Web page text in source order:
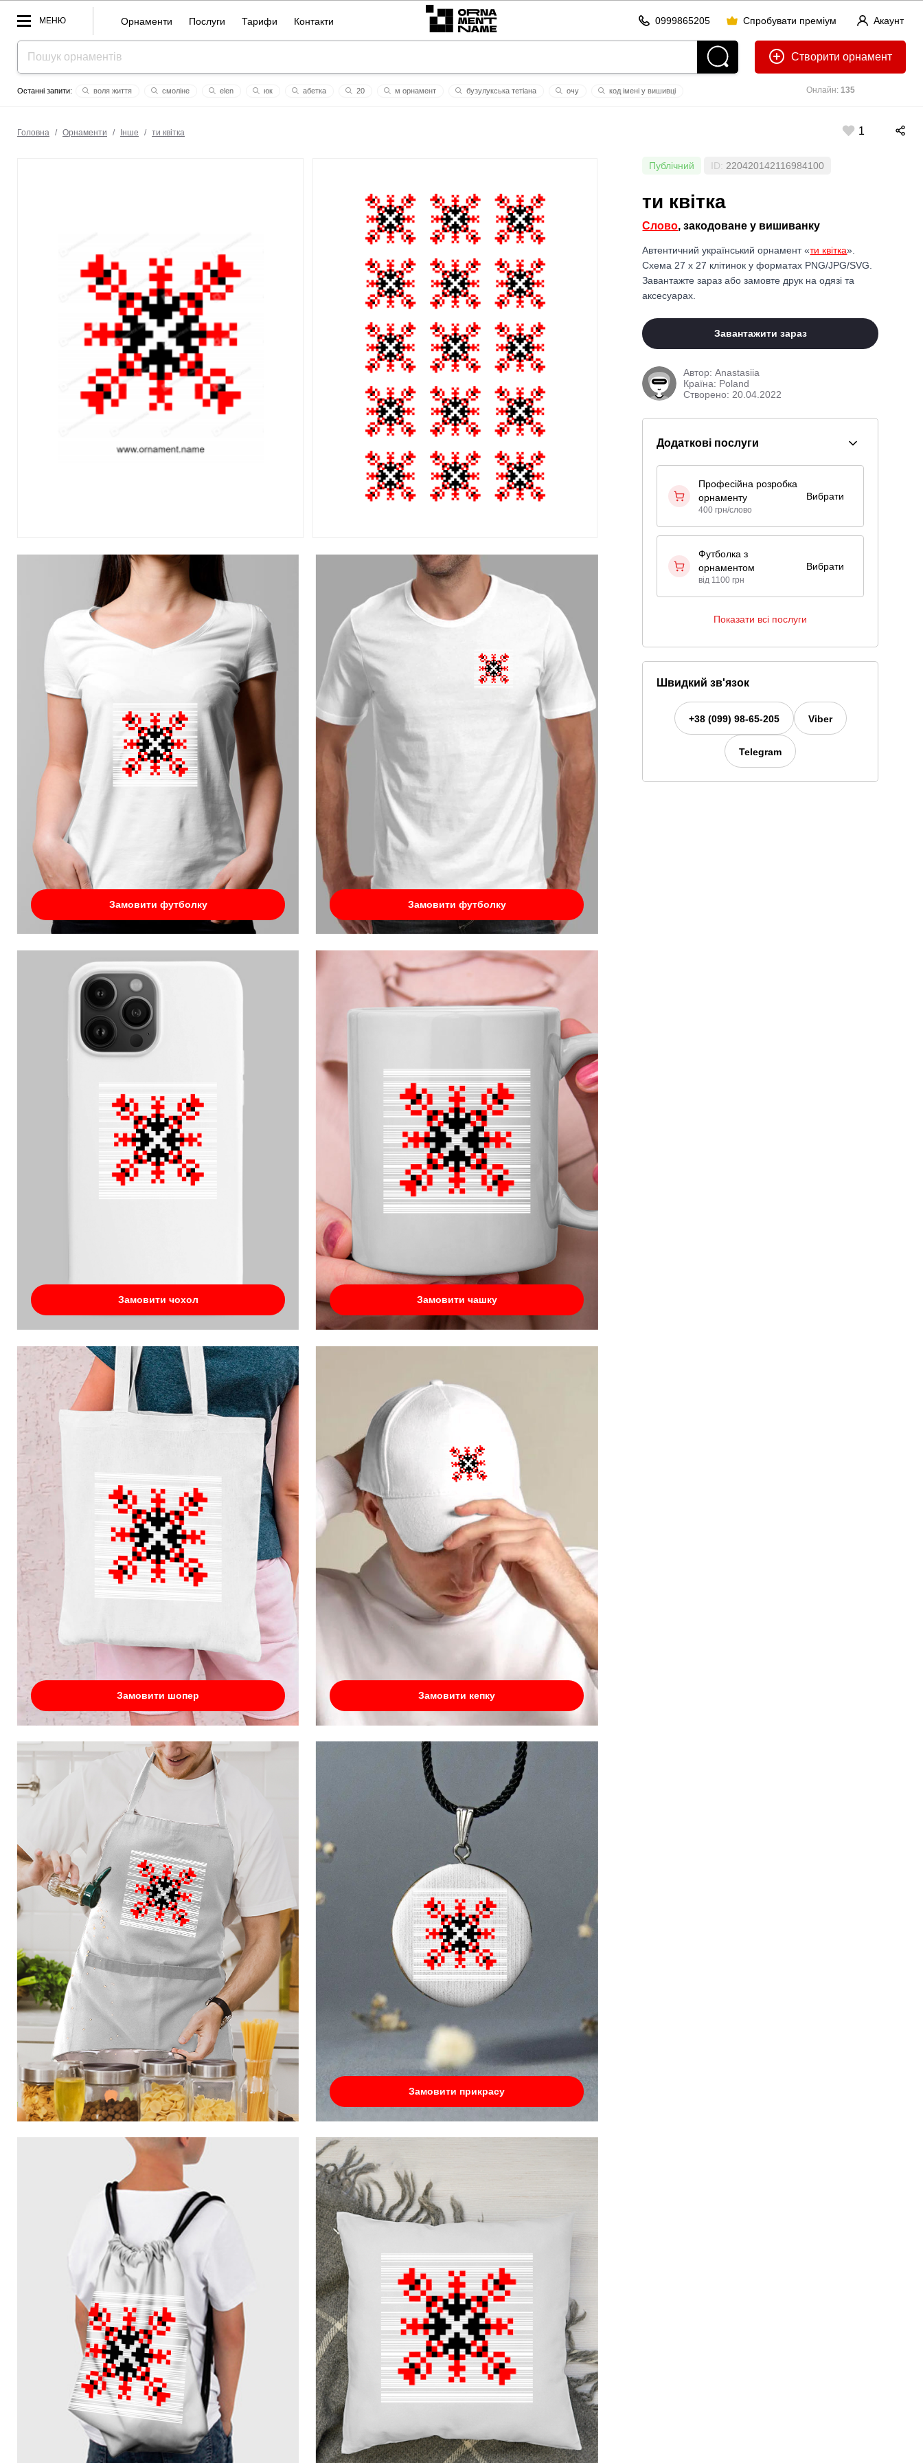
МЕНЮ Орнаменти Послуги Тарифи Контакти Акаунт
0999865205 Спробувати преміум
Створити
Онлайн: 135
воля життя смоліне elen юк абетка 20 м орнамент бузулукська тетіана очу
код імені у вишивці
Головна / Орнаменти / Інше / ти квітка 1
Замовити футболку Замовити футболку
Замовити чохол Замовити чашку
Замовити шопер Замовити кепку
Замовити прикрасу
Публічний ID: 220420142116984100
ти квітка
Слово, закодоване у вишиванку
Автентичний український орнамент «ти квітка».
Схема 27 x 27 клітинок у форматах PNG/JPG/SVG.
Завантажте зараз або замовте друк на одязі та
аксесуарах.
Завантажити зараз
Автор:Anastasiia
Країна: Poland
Створено: 20.04.2022
Додаткові послуги
Професійна розробка
орнаменту
400 грн/слово
Вибрати
Футболка з
орнаментом
від 1100 грн
Вибрати
Показати всі послуги
Швидкий зв'язок
+38 (099) 98-65-205 Viber
Telegram